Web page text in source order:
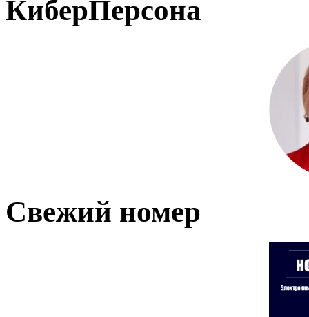
КиберПерсона
Свежий номер